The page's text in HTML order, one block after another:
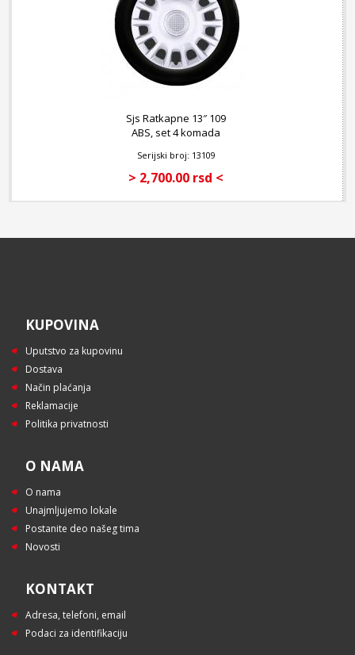
Sjs Ratkapne 13″ 109
ABS, set 4 komada
Serijski broj: 13109
> 2,700.00 rsd <
KUPOVINA
Uputstvo za kupovinu
Dostava
Način plaćanja
Reklamacije
Politika privatnosti
O NAMA
O nama
Unajmljujemo lokale
Postanite deo našeg tima
Novosti
KONTAKT
Adresa, telefoni, email
Podaci za identifikaciju